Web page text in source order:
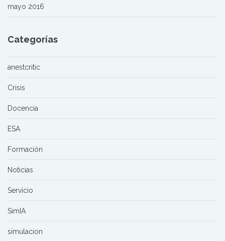
mayo 2016
Categorías
anestcritic
Crisis
Docencia
ESA
Formación
Noticias
Servicio
SimIA
simulacion